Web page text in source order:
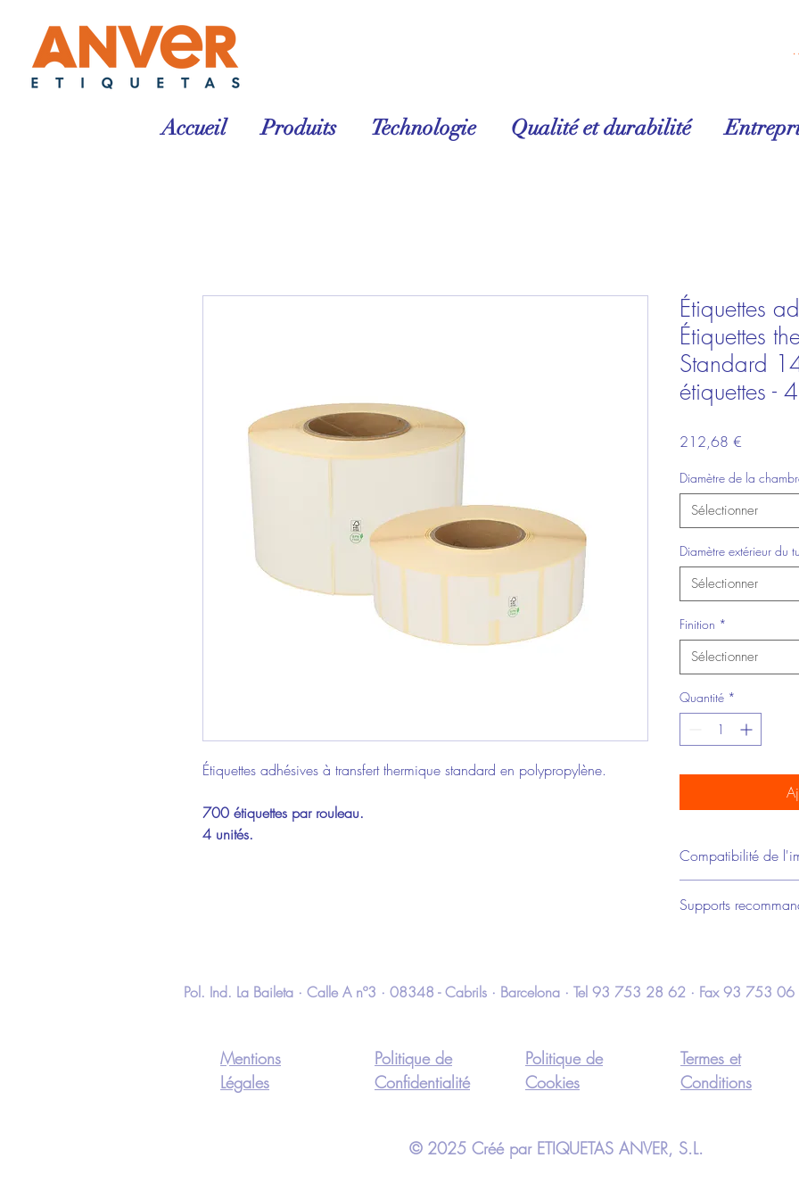
Accueil Produits Technologie Qualité et durabilité
Se
Étiquettes adhésives à transfert thermique standard en polypropylène.
700 étiquettes par rouleau.
4 unités.
Étiquettes
Étiquettes
Standard
étiquettes -
212,68 €
Diamètre de la
Sélectionner
Diamètre extérieur du
Sélectionner
Finition *
Sélectionner
Quantité *
Compatibilité de
Supports
Pol. Ind. La Baileta · Calle A nº3 · 08348 - Cabrils · Barcelona · Tel 93 753 28 62 · Fax 93 753
Mentions
Légales
Politique de
Confidentialité
Politique de
Cookies
Termes et
Conditions
© 2025 Créé par ETIQUETAS ANVER, S.L.